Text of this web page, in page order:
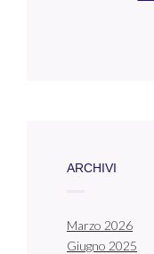
ARCHIVI
Marzo 2026
Giugno 2025